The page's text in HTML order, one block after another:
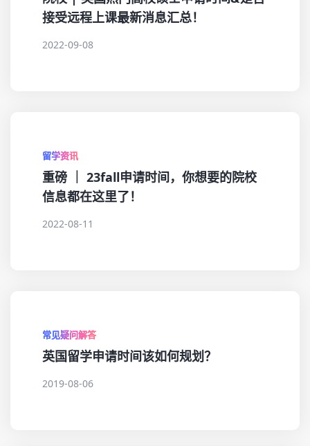
接受远程上课最新消息汇总！
2022-09-08
留学资讯
重磅 ｜ 23fall申请时间，你想要的院校
信息都在这里了！
2022-08-11
常见疑问解答
英国留学申请时间该如何规划？
2019-08-06